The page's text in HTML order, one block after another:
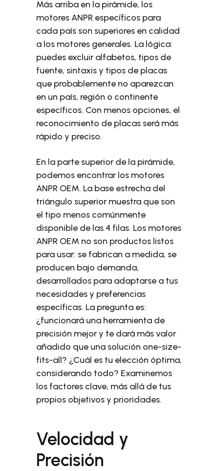
Más arriba en la pirámide, los
motores ANPR específicos para
cada país son superiores en calidad
a los motores generales. La lógica:
puedes excluir alfabetos, tipos de
fuente, sintaxis y tipos de placas
que probablemente no aparezcan
en un país, región o continente
específicos. Con menos opciones, el
reconocimiento de placas será más
rápido y preciso.
En la parte superior de la pirámide,
podemos encontrar los motores
ANPR OEM. La base estrecha del
triángulo superior muestra que son
el tipo menos comúnmente
disponible de las 4 filas. Los motores
ANPR OEM no son productos listos
para usar: se fabrican a medida, se
producen bajo demanda,
desarrollados para adaptarse a tus
necesidades y preferencias
específicas. La pregunta es:
¿funcionará una herramienta de
precisión mejor y te dará más valor
añadido que una solución one-size-
fits-all? ¿Cuál es tu elección óptima,
considerando todo? Examinemos
los factores clave, más allá de tus
propios objetivos y prioridades.
Velocidad y
Precisión